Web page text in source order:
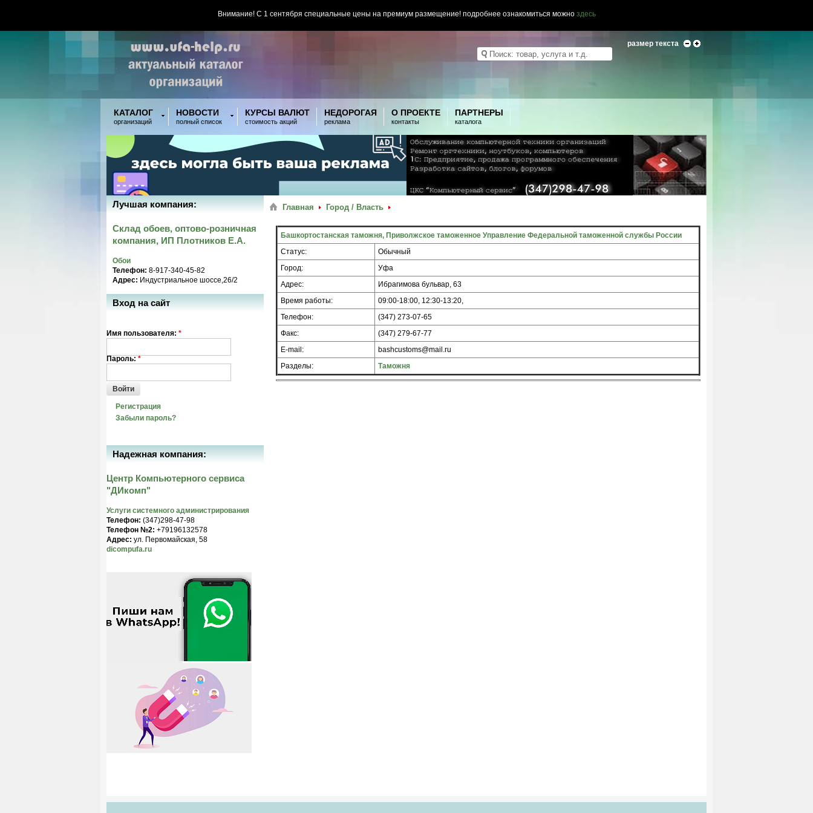
Внимание! С 1 сентября специальные цены на премиум размещение! подробнее ознакомиться можно здесь
размер текста
КАТАЛОГ
организаций
НОВОСТИ
полный список
КУРСЫ ВАЛЮТ
стоимость акций
НЕДОРОГАЯ
реклама
О ПРОЕКТЕ
контакты
ПАРТНЕРЫ
каталога
Главная Город / Власть
Башкортостанская таможня, Приволжское таможенное Управление Федеральной таможенной службы России
Статус:
Обычный
Город:
Уфа
Адрес:
Ибрагимова бульвар, 63
Время работы:
09:00-18:00, 12:30-13:20,
Телефон:
(347) 273-07-65
Факс:
(347) 279-67-77
E-mail:
bashcustoms@mail.ru
Разделы:
Таможня
Лучшая компания:
Склад обоев, оптово-розничная
компания, ИП Плотников Е.А.
Обои
Телефон: 8-917-340-45-82
Адрес: Индустриальное шоссе,26/2
Вход на сайт
Имя пользователя: *
Пароль: *
Войти
Регистрация
Забыли пароль?
Надежная компания:
Центр Компьютерного сервиса
"ДИкомп"
Услуги системного администрирования
Телефон: (347)298-47-98
Телефон №2: +79196132578
Адрес: ул. Первомайская, 58
dicompufa.ru